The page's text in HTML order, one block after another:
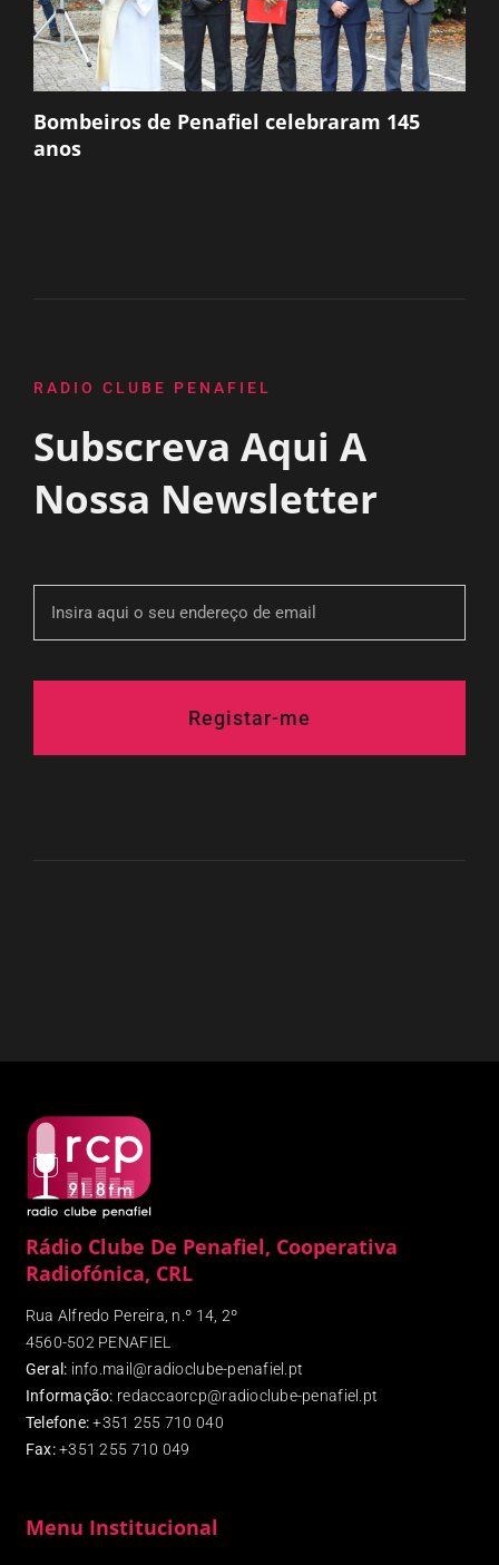
Bombeiros de Penafiel celebraram 145
anos
RADIO CLUBE PENAFIEL
Subscreva Aqui A
Nossa Newsletter
Registar-me
Rádio Clube De Penafiel, Cooperativa
Radiofónica, CRL
Rua Alfredo Pereira, n.º 14, 2º
4560-502 PENAFIEL
Geral: info.mail@radioclube-penafiel.pt
Informação: redaccaorcp@radioclube-penafiel.pt
Telefone: +351 255 710 040
Fax:+351 255 710 049
Menu Institucional